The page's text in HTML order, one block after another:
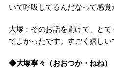
いて呼吸してるんだなって感覚
大塚：そのお話を聞けて、と
てよかったです。すごく嬉しい
◆大塚寧々（おおつか・ねね）